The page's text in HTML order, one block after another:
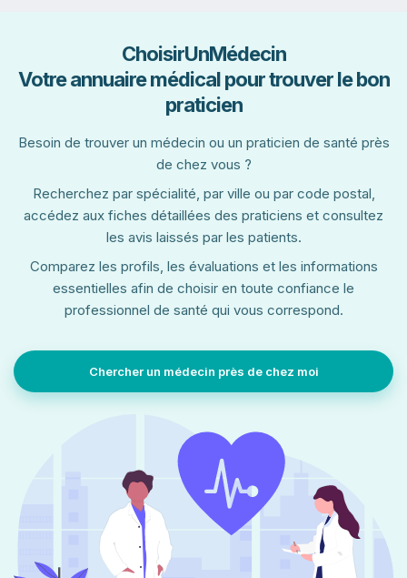
ChoisirUnMédecin
Votre annuaire médical pour trouver le bon
praticien
Besoin de trouver un médecin ou un praticien de santé près
de chez vous ?
Recherchez par spécialité, par ville ou par code postal,
accédez aux fiches détaillées des praticiens et consultez
les avis laissés par les patients.
Comparez les profils, les évaluations et les informations
essentielles afin de choisir en toute confiance le
professionnel de santé qui vous correspond.
Chercher un médecin près de chez moi